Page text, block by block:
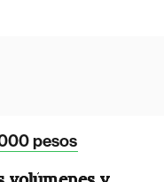
pesos